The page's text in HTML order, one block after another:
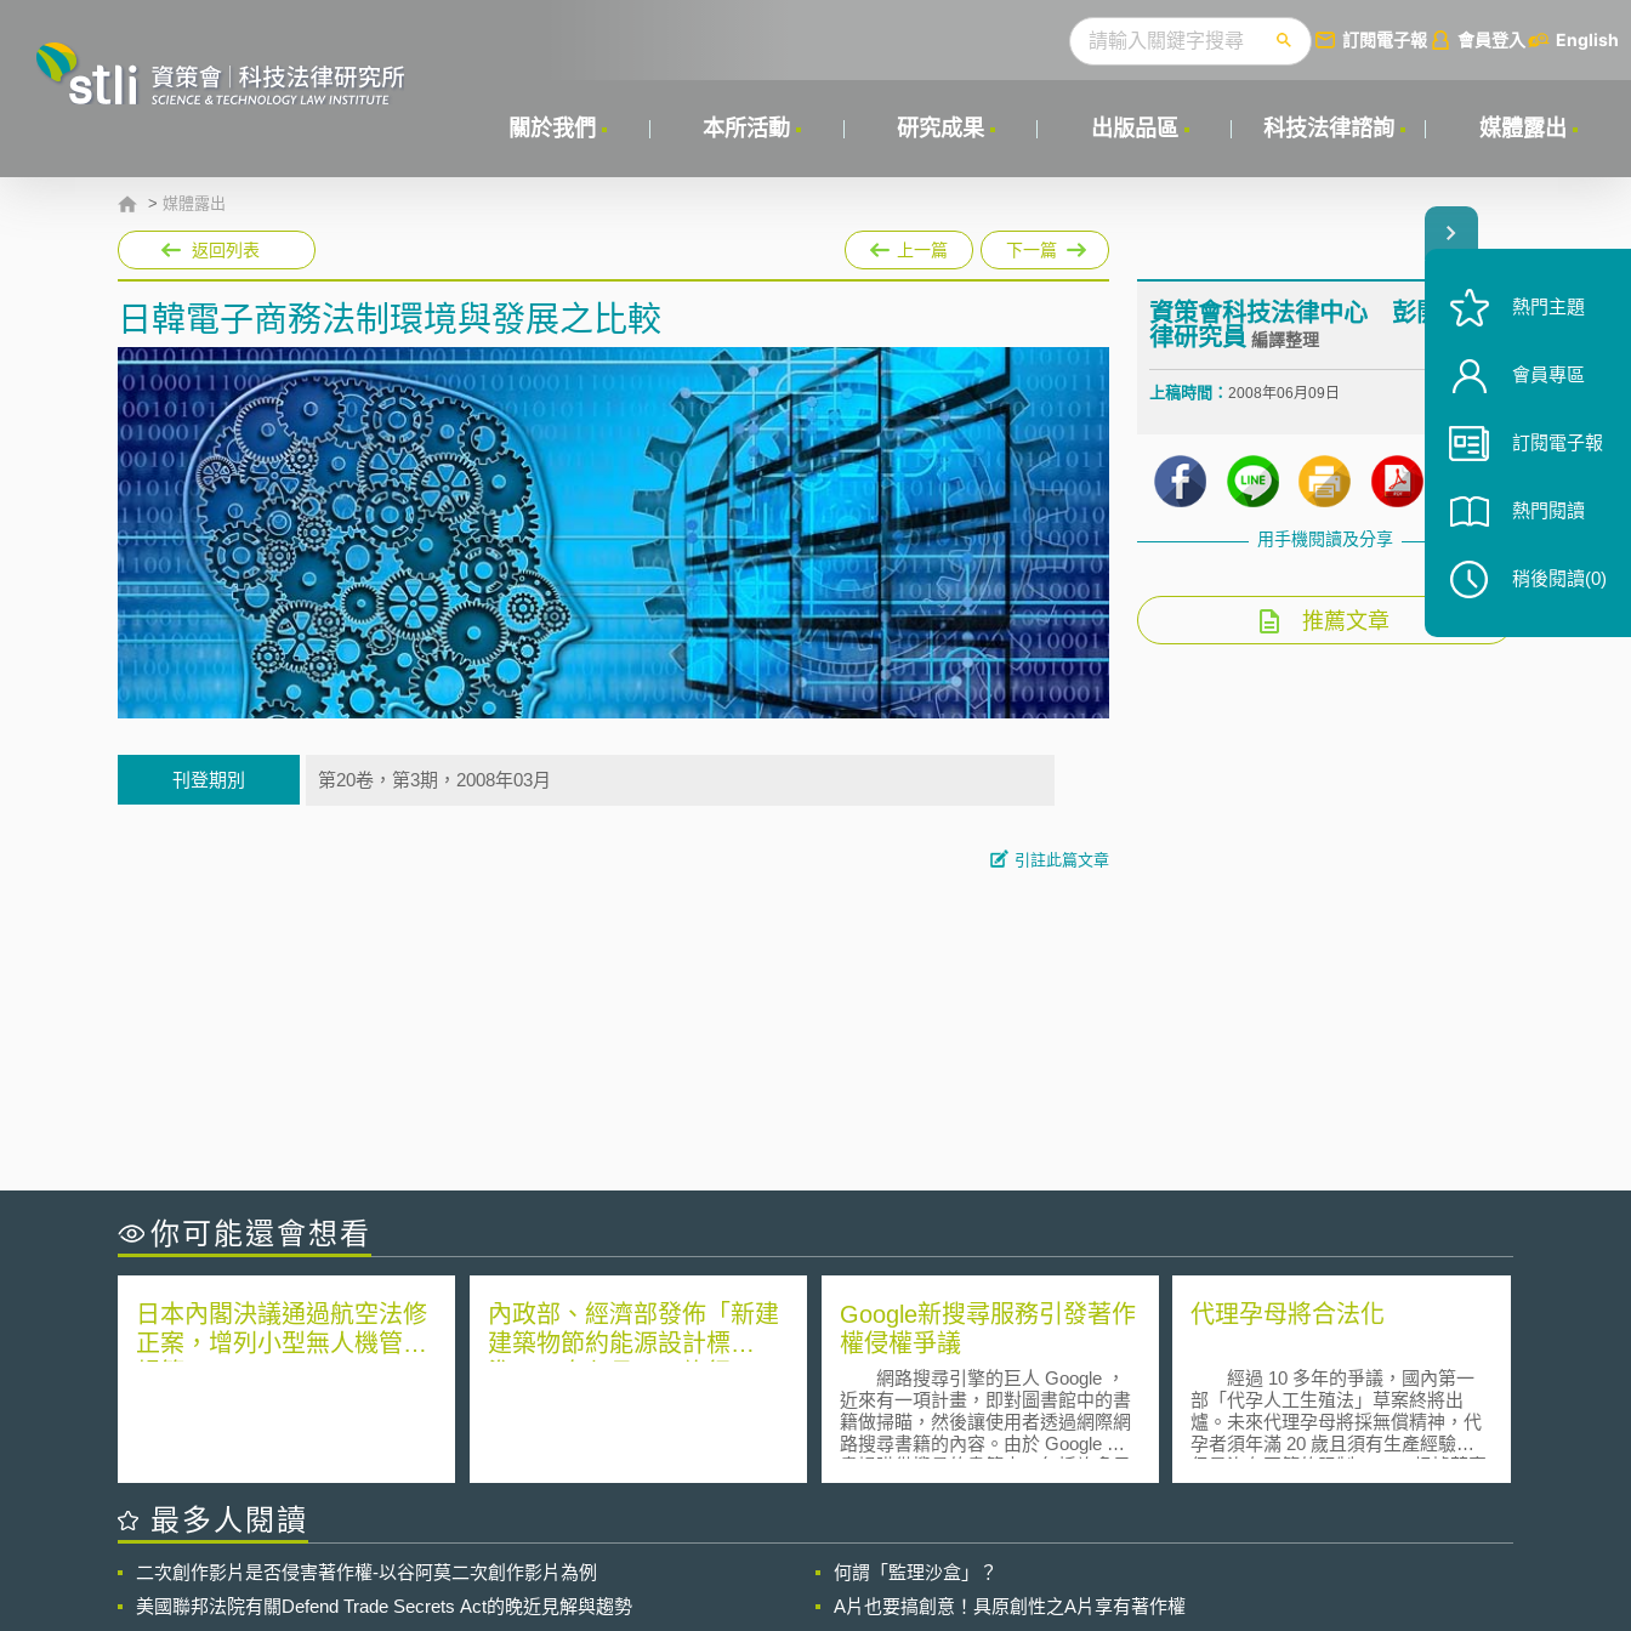
訂閱電子報 會員登入 English
關於我們 本所活動 研究成果 出版品區 科技法律諮詢 媒體露出
> 媒體露出
返回列表 上一篇 下一篇
日韓電子商務法制環境與發展之比較
刊登期別 第20卷，第3期，2008年03月
引註此篇文章
資策會科技法律中心 彭開英 法
律研究員 編譯整理
上稿時間： 2008年06月09日
用手機閱讀及分享
推薦文章
你可能還會想看
日本內閣決議通過航空法修
正案，增列小型無人機管制
內政部、經濟部發佈「新建
建築物節約能源設計標
Google新搜尋服務引發著作
權侵權爭議
網路搜尋引擎的巨人 Google ，
近來有一項計畫，即對圖書館中的書
籍做掃瞄，然後讓使用者透過網際網
路搜尋書籍的內容。由於 Google 計
畫掃瞄供搜尋的書籍中，包括許多目
前仍受到著作權保護的著作，因此
與出版商群聚一堂，就 Google 此一
計畫的合法性進行討論，並就是否對
Google 進一步提出訴訟做討論。
代理孕母將合法化
經過 10 多年的爭議，國內第一
部「代孕人工生殖法」草案終將出
爐。未來代理孕母將採無償精神，代
孕者須年滿 20 歲且須有生產經驗，
但是沒有國籍的限制。 根據草案
內容，未來代孕制度將採無償精神，
最多人閱讀
二次創作影片是否侵害著作權-以谷阿莫二次創作影片為例
何謂「監理沙盒」？
美國聯邦法院有關Defend Trade Secrets Act的晚近見解與趨勢
A片也要搞創意！具原創性之A片享有著作權
熱門主題
會員專區
訂閱電子報
熱門閱讀
稍後閱讀(0)